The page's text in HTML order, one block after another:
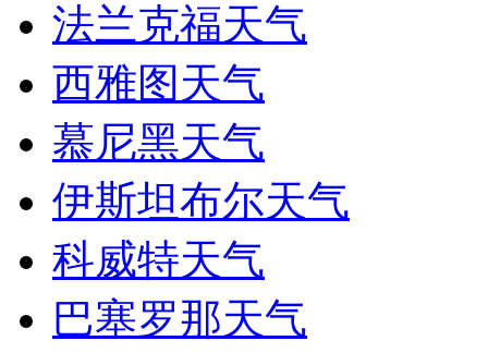
法兰克福天气
西雅图天气
慕尼黑天气
伊斯坦布尔天气
科威特天气
巴塞罗那天气